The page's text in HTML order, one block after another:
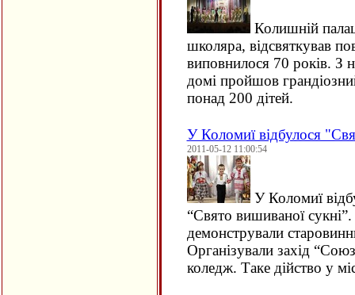
Колишній
школяра, відсвяткував
виповнилося 70 років. З
домі пройшов
понад 200 дітей.
У Коломиї відбулося
2011-05-12 11:00:54
У Коломиї
“Свято вишиваної
демонстрували
Організували захід
коледж. Таке дійство у